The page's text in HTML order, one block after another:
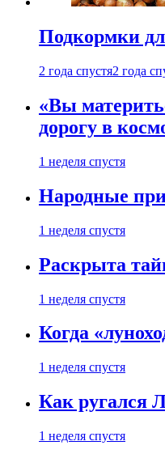
Подкормки
2 года спустя2 года
«Вы
дорогу в
1 неделя спустя
Народные
1 неделя спустя
Раскрыта
1 неделя спустя
Когда
1 неделя спустя
Как ругался
1 неделя спустя